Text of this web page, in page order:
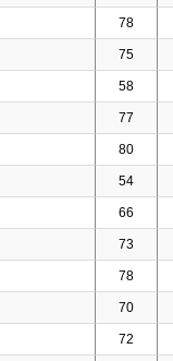
78
75
58
77
80
54
66
73
78
70
72